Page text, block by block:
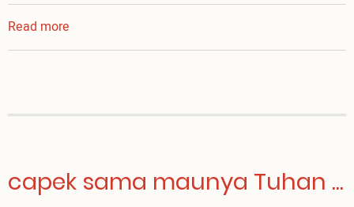
Read more
I
capek sama maunya Tuhan ...